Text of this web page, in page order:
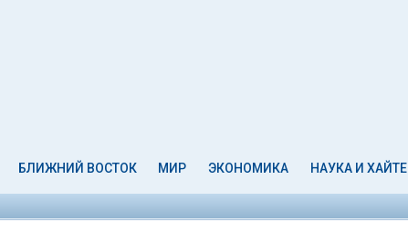
БЛИЖНИЙ ВОСТОК МИР ЭКОНОМИКА НАУКА И